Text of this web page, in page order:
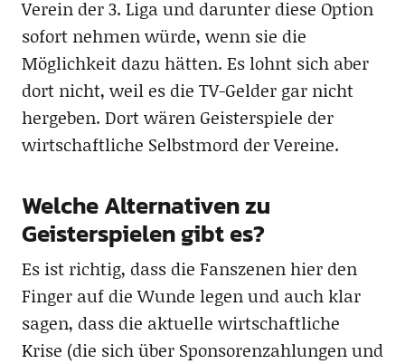
Verein der 3. Liga und darunter diese Option
sofort nehmen würde, wenn sie die
Möglichkeit dazu hätten. Es lohnt sich aber
dort nicht, weil es die TV-Gelder gar nicht
hergeben. Dort wären Geisterspiele der
wirtschaftliche Selbstmord der Vereine.
Welche Alternativen zu
Geisterspielen gibt es?
Es ist richtig, dass die Fanszenen hier den
Finger auf die Wunde legen und auch klar
sagen, dass die aktuelle wirtschaftliche
Krise (die sich über Sponsorenzahlungen und